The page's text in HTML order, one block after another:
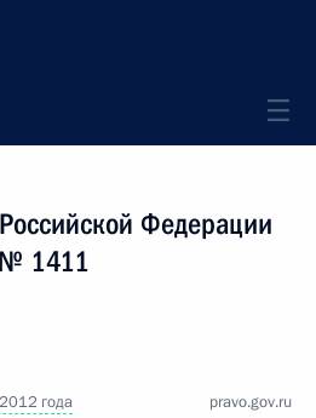
Федерации
1411
года pravo.gov.ru